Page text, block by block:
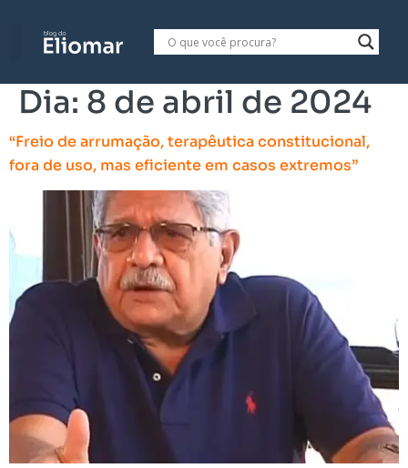
Dia: 8 de abril de 2024
“Freio de arrumação, terapêutica constitucional,
fora de uso, mas eficiente em casos extremos”